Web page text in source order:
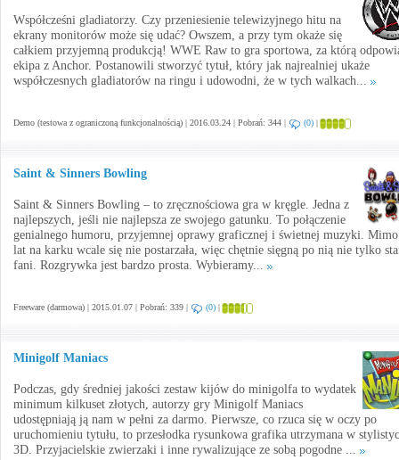
Współcześni gladiatorzy. Czy przeniesienie telewizyjnego hitu na
ekrany monitorów może się udać? Owszem, a przy tym okaże się
całkiem przyjemną produkcją! WWE Raw to gra sportowa, za którą
ekipa z Anchor. Postanowili stworzyć tytuł, który jak najrealniej ukaże
współczesnych gladiatorów na ringu i udowodni, że w tych walkach...
Demo (testowa z ograniczoną funkcjonalnością) | 2016.03.24 | Pobrań: 344 | (0) |
Saint & Sinners Bowling
Saint & Sinners Bowling – to zręcznościowa gra w kręgle. Jedna z
najlepszych, jeśli nie najlepsza ze swojego gatunku. To połączenie
genialnego humoru, przyjemnej oprawy graficznej i świetnej muzyki.
lat na karku wcale się nie postarzała, więc chętnie sięgną po nią nie tylko
fani. Rozgrywka jest bardzo prosta. Wybieramy...
Freeware (darmowa) | 2015.01.07 | Pobrań: 339 | (0) |
Minigolf Maniacs
Podczas, gdy średniej jakości zestaw kijów do minigolfa to wydatek
minimum kilkuset złotych, autorzy gry Minigolf Maniacs
udostępniają ją nam w pełni za darmo. Pierwsze, co rzuca się w oczy po
uruchomieniu tytułu, to przesłodka rysunkowa grafika utrzymana w
3D. Przyjacielskie zwierzaki i inne rywalizujące ze sobą pogodne ...